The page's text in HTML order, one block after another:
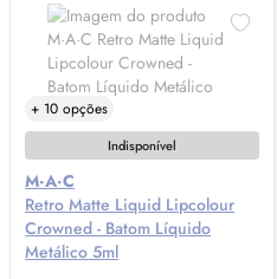
+ 10 opções
Indisponível
M·A·C
Retro Matte Liquid Lipcolour
Crowned - Batom Líquido
Metálico 5ml